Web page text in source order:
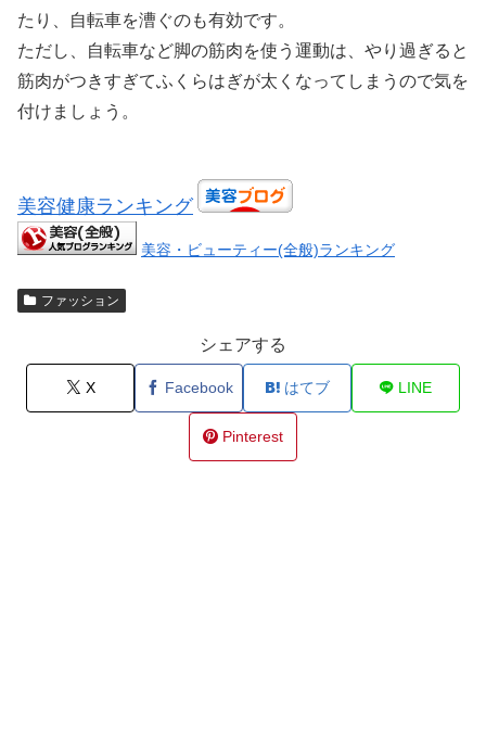
たり、自転車を漕ぐのも有効です。
ただし、自転車など脚の筋肉を使う運動は、やり過ぎると
筋肉がつきすぎてふくらはぎが太くなってしまうので気を
付けましょう。
美容健康ランキング
美容・ビューティー(全般)ランキング
ファッション
シェアする
X Facebook はてブ LINE
Pinterest